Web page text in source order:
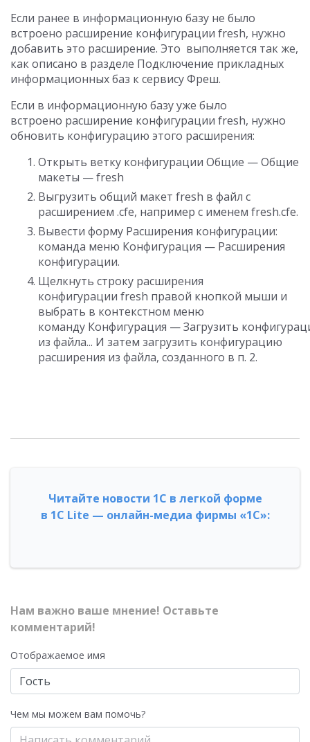
Если ранее в информационную базу не было
встроено расширение конфигурации fresh, нужно
добавить это расширение. Это выполняется так же,
как описано в разделе Подключение прикладных
информационных баз к сервису Фреш.
Если в информационную базу уже было
встроено расширение конфигурации fresh, нужно
обновить конфигурацию этого расширения:
Открыть ветку конфигурации Общие — Общие
макеты — fresh
Выгрузить общий макет fresh в файл с
расширением .cfe, например с именем fresh.cfe.
Вывести форму Расширения конфигурации:
команда меню Конфигурация — Расширения
конфигурации.
Щелкнуть строку расширения
конфигурации fresh правой кнопкой мыши и
выбрать в контекстном меню
команду Конфигурация — Загрузить
из файла... И затем загрузить конфигурацию
расширения из файла, созданного в п. 2.
Читайте новости 1С в легкой форме
в 1С Lite — онлайн-медиа фирмы «1С»:
Нам важно ваше мнение! Оставьте
комментарий!
Отображаемое имя
Чем мы можем вам помочь?